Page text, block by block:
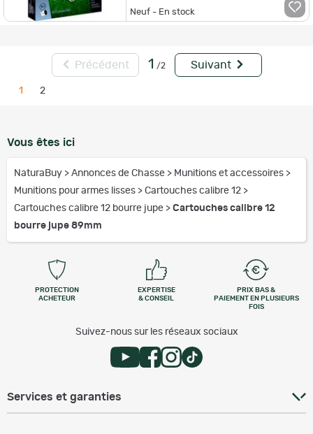
Neuf - En stock
Précédent 1 /2 Suivant
1 2
Vous êtes ici
NaturaBuy > Annonces de Chasse > Munitions et accessoires >
Munitions pour armes lisses > Cartouches calibre 12 >
Cartouches calibre 12 bourre jupe > Cartouches calibre 12
bourre jupe 89mm
PROTECTION
ACHETEUR
EXPERTISE
& CONSEIL
PRIX BAS &
PAIEMENT EN PLUSIEURS
FOIS
Suivez-nous sur les réseaux sociaux
Services et garanties